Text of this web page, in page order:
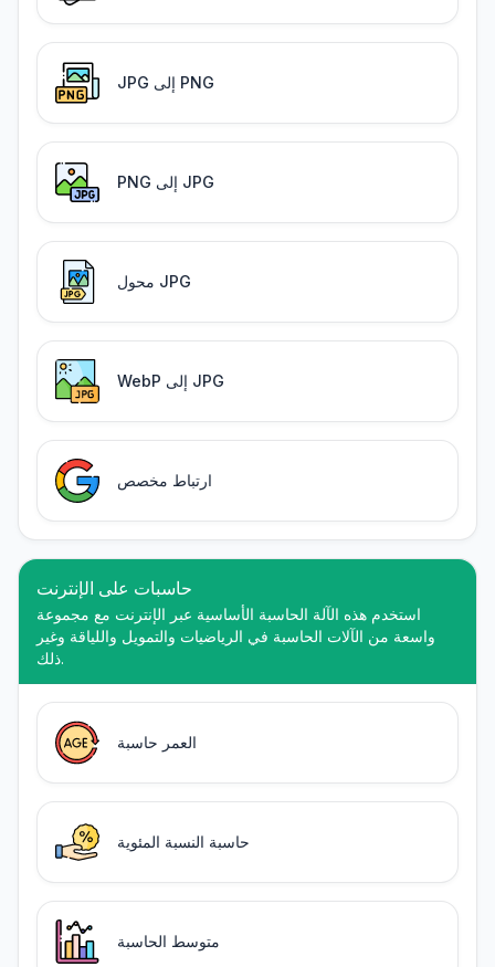
JPG إلى PNG
PNG إلى JPG
محول JPG
WebP إلى JPG
ارتباط مخصص
حاسبات على الإنترنت
استخدم هذه الآلة الحاسبة الأساسية عبر الإنترنت مع مجموعة
واسعة من الآلات الحاسبة في الرياضيات والتمويل واللياقة وغير
ذلك.
العمر حاسبة
حاسبة النسبة المئوية
متوسط الحاسبة